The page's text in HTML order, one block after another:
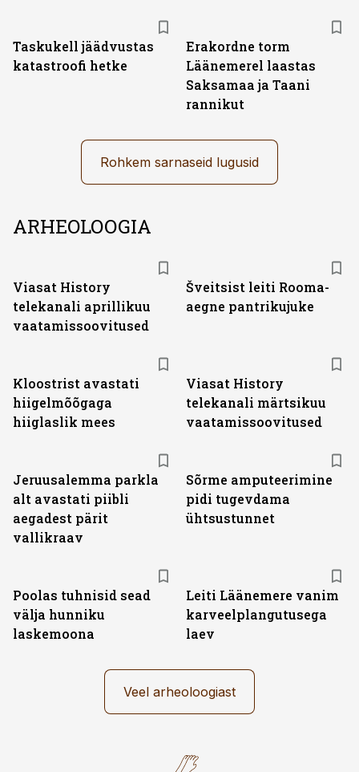
Taskukell jäädvustas
katastroofi hetke
Erakordne torm
Läänemerel laastas
Saksamaa ja Taani
rannikut
Rohkem sarnaseid lugusid
ARHEOLOOGIA
Viasat History
telekanali aprillikuu
vaatamissoovitused
Šveitsist leiti Rooma-
aegne pantrikujuke
Kloostrist avastati
hiigelmõõgaga
hiiglaslik mees
Viasat History
telekanali märtsikuu
vaatamissoovitused
Jeruusalemma parkla
alt avastati piibli
aegadest pärit
vallikraav
Sõrme amputeerimine
pidi tugevdama
ühtsustunnet
Poolas tuhnisid sead
välja hunniku
laskemoona
Leiti Läänemere vanim
karveelplangutusega
laev
Veel arheoloogiast